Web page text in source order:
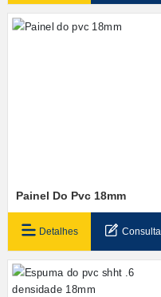
Painel Do Pvc 18mm
Detalhes Consulta